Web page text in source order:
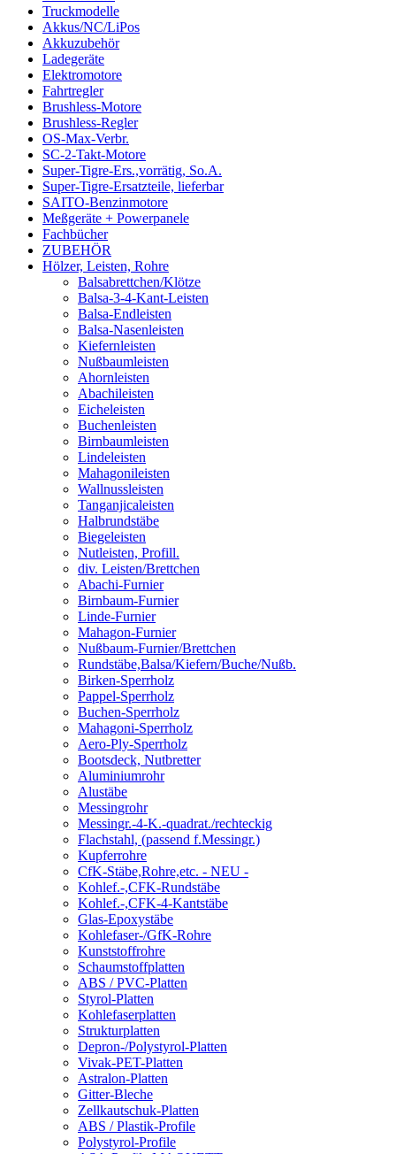
Truckmodelle
Akkus/NC/LiPos
Akkuzubehör
Ladegeräte
Elektromotore
Fahrtregler
Brushless-Motore
Brushless-Regler
OS-Max-Verbr.
SC-2-Takt-Motore
Super-Tigre-Ers.,vorrätig, So.A.
Super-Tigre-Ersatzteile, lieferbar
SAITO-Benzinmotore
Meßgeräte + Powerpanele
Fachbücher
ZUBEHÖR
Hölzer, Leisten, Rohre
Balsabrettchen/Klötze
Balsa-3-4-Kant-Leisten
Balsa-Endleisten
Balsa-Nasenleisten
Kiefernleisten
Nußbaumleisten
Ahornleisten
Abachileisten
Eicheleisten
Buchenleisten
Birnbaumleisten
Lindeleisten
Mahagonileisten
Wallnussleisten
Tanganjicaleisten
Halbrundstäbe
Biegeleisten
Nutleisten, Profill.
div. Leisten/Brettchen
Abachi-Furnier
Birnbaum-Furnier
Linde-Furnier
Mahagon-Furnier
Nußbaum-Furnier/Brettchen
Rundstäbe,Balsa/Kiefern/Buche/Nußb.
Birken-Sperrholz
Pappel-Sperrholz
Buchen-Sperrholz
Mahagoni-Sperrholz
Aero-Ply-Sperrholz
Bootsdeck, Nutbretter
Aluminiumrohr
Alustäbe
Messingrohr
Messingr.-4-K.-quadrat./rechteckig
Flachstahl, (passend f.Messingr.)
Kupferrohre
CfK-Stäbe,Rohre,etc. - NEU -
Kohlef.-,CFK-Rundstäbe
Kohlef.-,CFK-4-Kantstäbe
Glas-Epoxystäbe
Kohlefaser-/GfK-Rohre
Kunststoffrohre
Schaumstoffplatten
ABS / PVC-Platten
Styrol-Platten
Kohlefaserplatten
Strukturplatten
Depron-/Polystyrol-Platten
Vivak-PET-Platten
Astralon-Platten
Gitter-Bleche
Zellkautschuk-Platten
ABS / Plastik-Profile
Polystyrol-Profile